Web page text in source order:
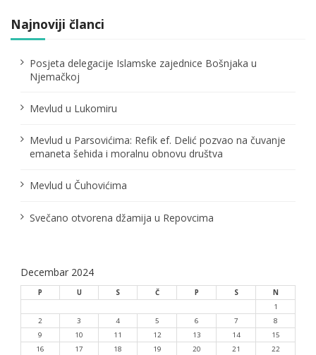
a
č
a
n
k
a
Najnoviji članci
Posjeta delegacije Islamske zajednice Bošnjaka u
Njemačkoj
Mevlud u Lukomiru
Mevlud u Parsovićima: Refik ef. Delić pozvao na čuvanje
emaneta šehida i moralnu obnovu društva
Mevlud u Čuhovićima
Svečano otvorena džamija u Repovcima
Decembar 2024
P U S Č P S
N
1
2
3 4 5 6 7
8
9
10 11 12 13 14
15
16
17 18 19 20 21
22